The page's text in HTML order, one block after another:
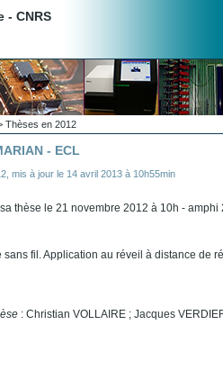
- CNRS
Thèses en 2012
- ECL
mis à jour le 14 avril 2013 à 10h55min
thèse le 21 novembre 2012 à 10h - amphi
sans fil. Application au réveil à distance de
: Christian VOLLAIRE ; Jacques